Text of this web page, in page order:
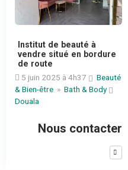
Institut de beauté à
vendre situé en bordure
de route
5 juin 2025 à 4h37
Beauté
& Bien-être » Bath & Body
Douala
Nous contacter